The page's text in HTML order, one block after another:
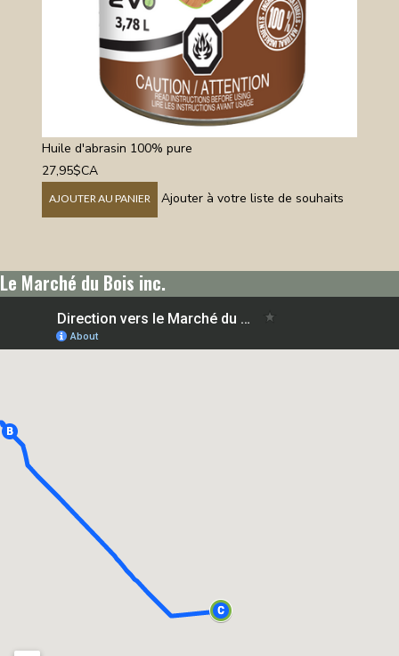
Huile d'abrasin 100% pure
27,95$CA
AJOUTER AU PANIER Ajouter à votre liste de souhaits
Le Marché du Bois inc.